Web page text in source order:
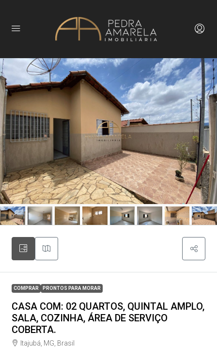
COMPRAR PRONTOS PARA MORAR
CASA COM: 02 QUARTOS, QUINTAL AMPLO,
SALA, COZINHA, ÁREA DE SERVIÇO
COBERTA.
Itajubá, MG, Brasil